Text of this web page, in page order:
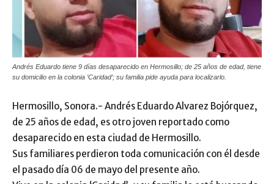
Andrés Eduardo tiene 9 días desaparecido en Hermosillo; de 25 años de edad, tiene
su domicilio en la colonia ‘Caridad’; su familia pide ayuda para localizarlo.
Hermosillo, Sonora.- Andrés Eduardo Alvarez Bojórquez,
de 25 años de edad, es otro joven reportado como
desaparecido en esta ciudad de Hermosillo.
Sus familiares perdieron toda comunicación con él desde
el pasado día 06 de mayo del presente año.